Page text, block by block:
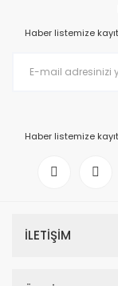
Haber listemize
Haber listemize
İLETİŞİM